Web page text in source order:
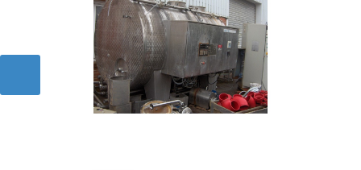
62120 Saint-Hilaire-Cottes